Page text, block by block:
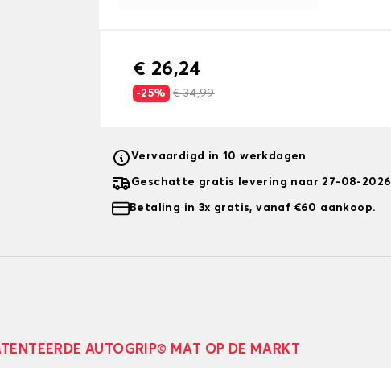
€ 26,24
-25% € 34,99
Vervaardigd in 10 werkdagen
Geschatte gratis levering naar 27-08-2026
Betaling in 3x gratis, vanaf €60 aankoop.
AUTOGRIP© MAT OP DE MARKT